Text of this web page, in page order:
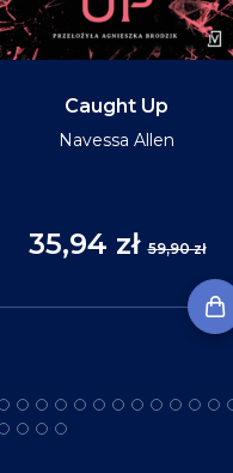
Caught Up
Navessa Allen
35,94 zł59,90 zł